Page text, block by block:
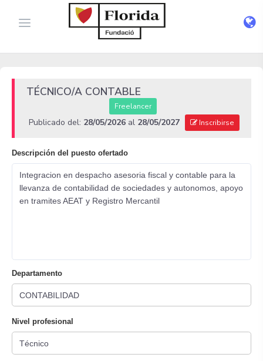
TÉCNICO/A CONTABLE
Freelancer
Publicado del: 28/05/2026 al 28/05/2027 Inscribirse
Descripción del puesto ofertado
Integracion en despacho asesoria fiscal y contable para la
llevanza de contabilidad de sociedades y autonomos, apoyo
en tramites AEAT y Registro Mercantil
Departamento
Nivel profesional